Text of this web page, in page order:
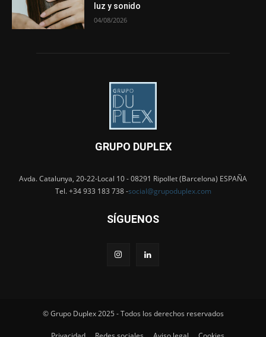
luz y sonido
04/08/2026
GRUPO DUPLEX
Avda. Catalunya, 20-22-Local 10 - 08291 Ripollet (Barcelona) ESPAÑA
Tel. +34 933 183 738 -social@grupoduplex.com
SÍGUENOS
© Grupo Duplex 2025 - Todos los derechos reservados